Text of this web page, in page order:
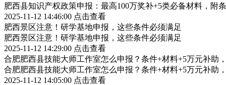
肥西县知识产权政策申报：最高100万奖补+5类必备材料，附
2025-11-12 14:46:00 点击查看
肥西景区注意！研学基地申报，这些条件必须满足
肥西景区注意！研学基地申报，这些条件必须满足
2025-11-12 14:29:00 点击查看
合肥肥西县技能大师工作室怎么申报？条件+材料+5万元补助
合肥肥西县技能大师工作室怎么申报？条件+材料+5万元补助
2025-11-12 14:05:00 点击查看